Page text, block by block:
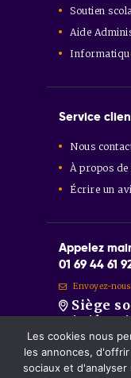
Soutien
Aide
Service
Nous
À propos de
Écrire un
Appelez
01 69 44 61
Envoyez-
Siège
Aristide
Orge
Sainte-
Route de
Les cookies nous
les annonces,
sociaux et